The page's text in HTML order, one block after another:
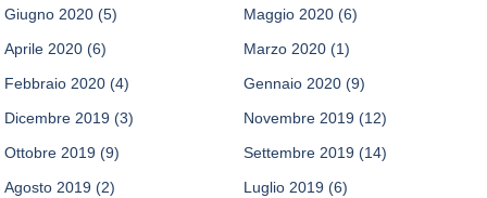
Giugno 2020 (5) Maggio 2020 (6)
Aprile 2020 (6) Marzo 2020 (1)
Febbraio 2020 (4) Gennaio 2020 (9)
Dicembre 2019 (3) Novembre 2019 (12)
Ottobre 2019 (9) Settembre 2019 (14)
Agosto 2019 (2) Luglio 2019 (6)